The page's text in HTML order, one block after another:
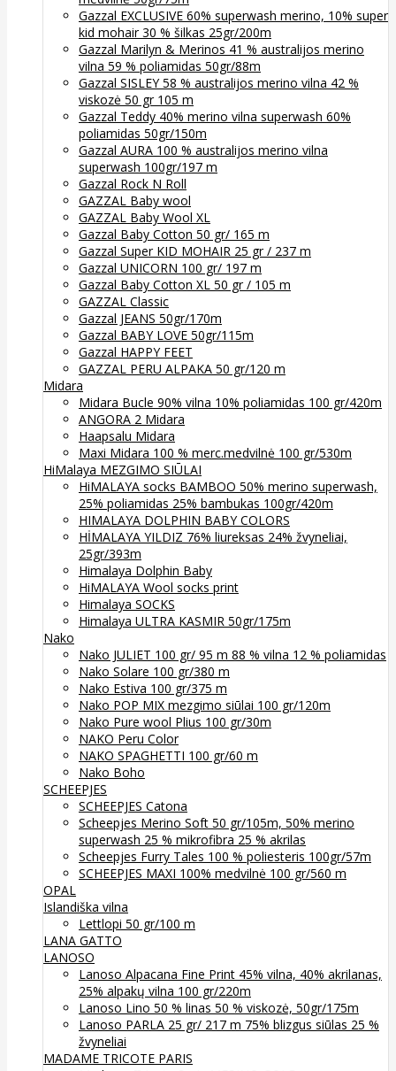
Gazzal EXCLUSIVE 60% superwash merino, 10% super
kid mohair 30 % šilkas 25gr/200m
Gazzal Marilyn & Merinos 41 % australijos merino
vilna 59 % poliamidas 50gr/88m
Gazzal SISLEY 58 % australijos merino vilna 42 %
viskozė 50 gr 105 m
Gazzal Teddy 40% merino vilna superwash 60%
poliamidas 50gr/150m
Gazzal AURA 100 % australijos merino vilna
superwash 100gr/197 m
Gazzal Rock N Roll
GAZZAL Baby wool
GAZZAL Baby Wool XL
Gazzal Baby Cotton 50 gr/ 165 m
Gazzal Super KID MOHAIR 25 gr / 237 m
Gazzal UNICORN 100 gr/ 197 m
Gazzal Baby Cotton XL 50 gr / 105 m
GAZZAL Classic
Gazzal JEANS 50gr/170m
Gazzal BABY LOVE 50gr/115m
Gazzal HAPPY FEET
GAZZAL PERU ALPAKA 50 gr/120 m
Midara
Midara Bucle 90% vilna 10% poliamidas 100 gr/420m
ANGORA 2 Midara
Haapsalu Midara
Maxi Midara 100 % merc.medvilnė 100 gr/530m
HiMalaya MEZGIMO SIŪLAI
HiMALAYA socks BAMBOO 50% merino superwash,
25% poliamidas 25% bambukas 100gr/420m
HIMALAYA DOLPHIN BABY COLORS
HİMALAYA YILDIZ 76% liureksas 24% žvyneliai,
25gr/393m
Himalaya Dolphin Baby
HiMALAYA Wool socks print
Himalaya SOCKS
Himalaya ULTRA KASMIR 50gr/175m
Nako
Nako JULIET 100 gr/ 95 m 88 % vilna 12 % poliamidas
Nako Solare 100 gr/380 m
Nako Estiva 100 gr/375 m
Nako POP MIX mezgimo siūlai 100 gr/120m
Nako Pure wool Plius 100 gr/30m
NAKO Peru Color
NAKO SPAGHETTI 100 gr/60 m
Nako Boho
SCHEEPJES
SCHEEPJES Catona
Scheepjes Merino Soft 50 gr/105m, 50% merino
superwash 25 % mikrofibra 25 % akrilas
Scheepjes Furry Tales 100 % poliesteris 100gr/57m
SCHEEPJES MAXI 100% medvilnė 100 gr/560 m
OPAL
Islandiška vilna
Lettlopi 50 gr/100 m
LANA GATTO
LANOSO
Lanoso Alpacana Fine Print 45% vilna, 40% akrilanas,
25% alpakų vilna 100 gr/220m
Lanoso Lino 50 % linas 50 % viskozė, 50gr/175m
Lanoso PARLA 25 gr/ 217 m 75% blizgus siūlas 25 %
žvyneliai
MADAME TRICOTE PARIS